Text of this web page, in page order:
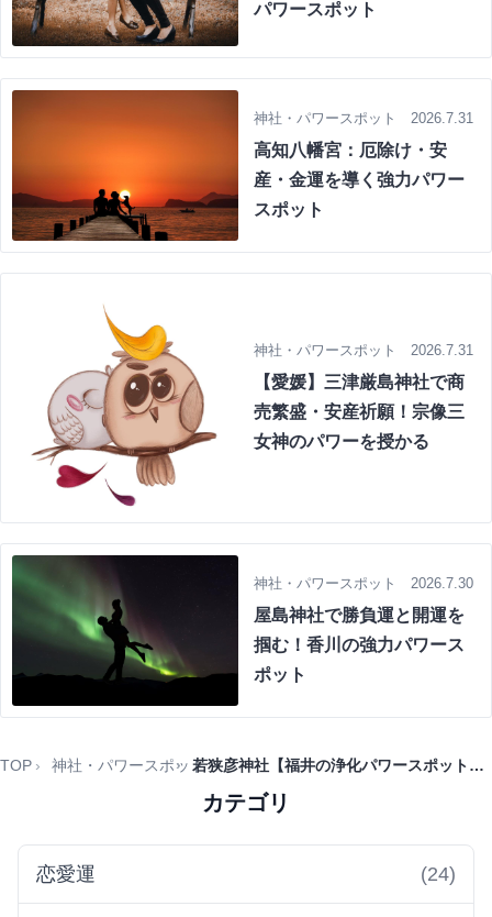
パワースポット
神社・パワースポット 2026.7.31
高知八幡宮：厄除け・安
産・金運を導く強力パワー
スポット
神社・パワースポット 2026.7.31
【愛媛】三津厳島神社で商
売繁盛・安産祈願！宗像三
女神のパワーを授かる
神社・パワースポット 2026.7.30
屋島神社で勝負運と開運を
掴む！香川の強力パワース
ポット
TOP 神社・パワースポット 若狭彦神社【福井の浄化パワースポット】縁結び・安産を叶える秘訣
カテゴリ
恋愛運 (24)